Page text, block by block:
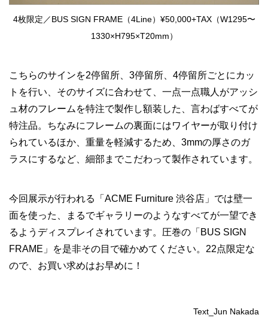
4枚限定／BUS SIGN FRAME（4Line）¥50,000+TAX（W1295〜
1330×H795×T20mm）
こちらのサインを2停留所、3停留所、4停留所ごとにカッ
トを行い、そのサイズに合わせて、一点一点職人がアッシ
ュ材のフレームを特注で製作し額装した、言わばすべてが
特注品。ちなみにフレームの裏面にはワイヤーが取り付け
られているほか、重量を軽減するため、3mmの厚さのガ
ラスにするなど、細部までこだわって製作されています。
今回展示が行われる「ACME Furniture 渋谷店」では壁一
面を使った、まるでギャラリーのようなすべてが一望でき
るようディスプレイされています。圧巻の「BUS SIGN
FRAME」を是非その目で確かめてください。22点限定な
ので、お買い求めはお早めに！
Text_Jun Nakada